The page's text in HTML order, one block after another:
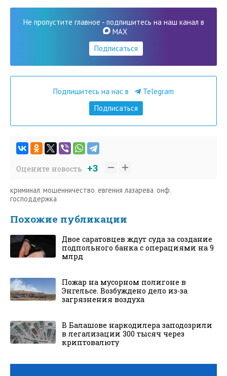
Не пропустите главное - подпишитесь на наш канал в
MAX
Подписаться
Подпишитесь на нас в
Telegram
Подписаться
Оцените новость +3
криминал,мошенничество, евгения лазарева, онф,
господдержка
Похожие публикации
Двое саратовцев ждут суда за создание
подпольного банка с операциями на 9
млрд
Пожар на мусорном полигоне в
Энгельсе. Возбуждено дело из-за
загрязнения воздуха
В Балашове наркодилера заподозрили
в легализации 300 тысяч через
криптовалюту